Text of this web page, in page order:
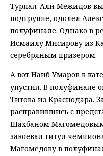
Турпал-Али Межидов
подгруппе, одолел
полуфинале. Однако в
Исмаилу Мисирову из
серебряным призером.
А вот Наиб Умаров в
упустил. В полуфинале
Титова из Краснодара.
расправившись с
Шахбаном
завоевал титул
Магомедову в